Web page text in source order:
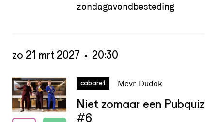
zondagavondbesteding
Niet zomaar een Pubquiz
#6
Datum: zo 21 mrt 2027 - 20:30
cabaret Mevr. Dudok
zo 21 mrt 2027 20:30